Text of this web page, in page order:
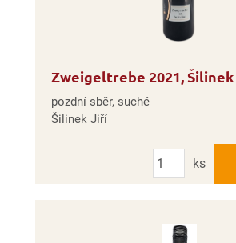
Zweigeltrebe 2021, Šilinek
pozdní sběr, suché
Šilinek Jiří
Počet
ks